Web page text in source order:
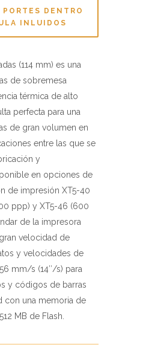
DENTRO
INLUIDOS
(114 mm) es una
de sobremesa
térmica de alto
perfecta para una
de gran volumen en
entre las que se
y
en opciones de
de impresión XT5-40
ppp) y XT5-46 (600
de la impresora
velocidad de
y velocidades de
mm/s (14″/s) para
y códigos de barras
con una memoria de
MB de Flash.